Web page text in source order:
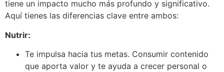
tiene un impacto mucho más profundo y significativo.
Aquí tienes las diferencias clave entre ambos:
Nutrir:
Te impulsa hacia tus metas. Consumir contenido
que aporta valor y te ayuda a crecer personal o